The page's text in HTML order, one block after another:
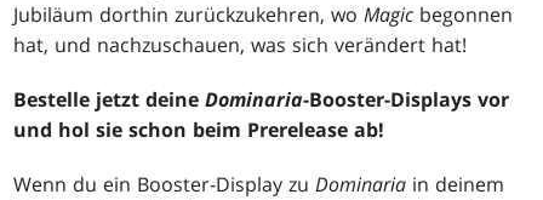
Jubiläum dorthin zurückzukehren, woMagic begonnen
hat, und nachzuschauen, was sich verändert hat!
Bestelle jetzt deineDominaria-Booster-Displays vor
und hol sie schon beim Prerelease ab!
Wenn du ein Booster-Display zuDominaria in deinem